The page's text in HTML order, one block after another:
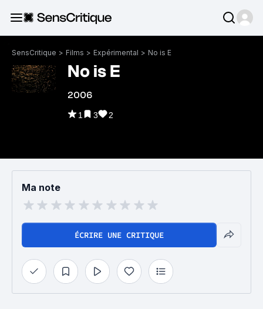
SensCritique > Films > Expérimental > No is E
No is E
2006
1 3 2
Ma note
ÉCRIRE UNE CRITIQUE